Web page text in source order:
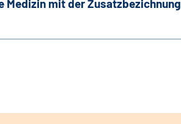
mit der Zusatzbezichnung